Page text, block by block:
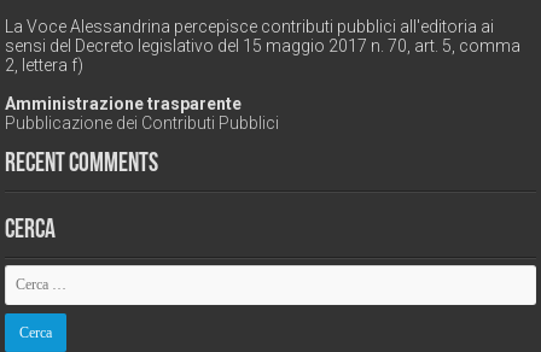
La Voce Alessandrina percepisce contributi pubblici all'editoria ai
sensi del Decreto legislativo del 15 maggio 2017 n. 70, art. 5, comma
2, lettera f)
Amministrazione trasparente
Pubblicazione dei Contributi Pubblici
Recent Comments
Cerca